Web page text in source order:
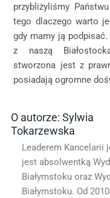
przybliżyliśmy
tego dlaczego warto
gdy mamy ją
z naszą
stworzona jest z
posiadają ogromne
O autorze: Sylwia
Tokarzewska
Leaderem Kancelarii
jest absolwentką
Białymstoku oraz
Białymstoku. Od